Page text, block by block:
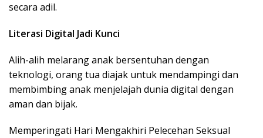
secara adil.
Literasi Digital Jadi Kunci
Alih-alih melarang anak bersentuhan dengan
teknologi, orang tua diajak untuk mendampingi dan
membimbing anak menjelajah dunia digital dengan
aman dan bijak.
Memperingati Hari Mengakhiri Pelecehan Seksual